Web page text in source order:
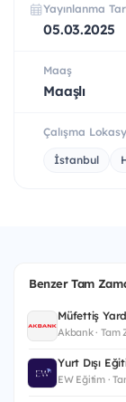
Yayınlanma
05.03.2025
Maaş
Maaşlı
Çalışma
İstanbul
Benzer Tam
Müfettiş
Akbank · Tam
Yurt Dışı
EW Eğitim ·